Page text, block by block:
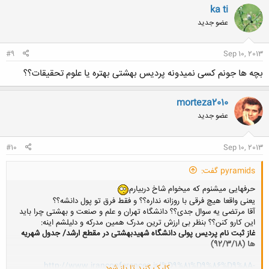
ka ti
عضو جدید
Sep 10, 2013
#9
بچه ها جونم کسی نمیدونه پردیس بهشتی بهتره یا علوم تحقیقات؟؟
morteza2010
عضو جدید
Sep 10, 2013
#10
pyramids گفت:
حرفهایی میشنوم که میخوام شاخ دربیارم
یعنی واقعا هیچ فرقی با روزانه نداره؟؟ و فقط فرق تو پول دانشه؟؟
آقا مرتضی یه سوال جدی؟؟ دانشگاه تهران و علم و صنعت و بهشتی چرا باید
این کارو کنن؟؟ بنظر بی ارزش ترین مدرک همین مدرکه و دلیلشم اینه:
غاز ثبت نام پردیس پولی دانشگاه شهیدبهشتی در مقطع ارشد/ جدول شهریه
ها (92/3/18)
http://www.iranconferences.ir/%D9%81%D9%86%D9%8A-